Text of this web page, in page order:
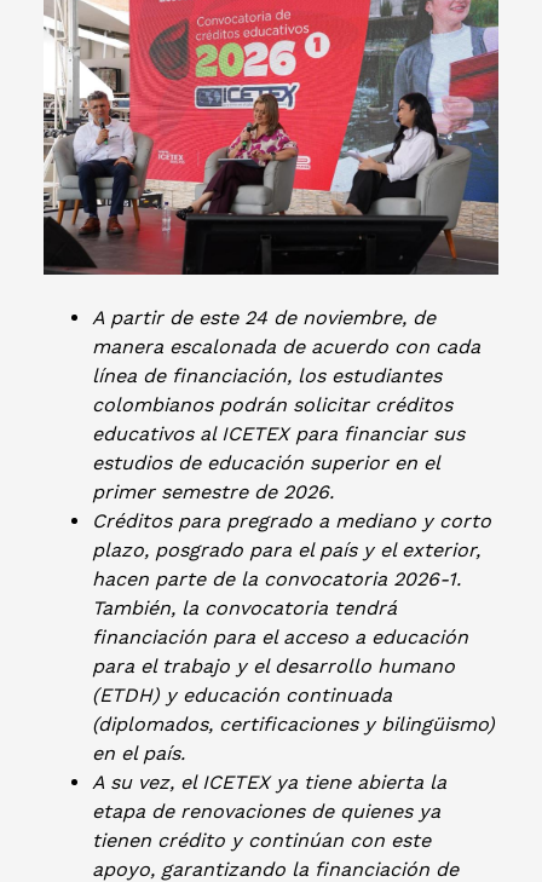
A partir de este 24 de noviembre, de
manera escalonada de acuerdo con cada
línea de financiación, los estudiantes
colombianos podrán solicitar créditos
educativos al ICETEX para financiar sus
estudios de educación superior en el
primer semestre de 2026.
Créditos para pregrado a mediano y corto
plazo, posgrado para el país y el exterior,
hacen parte de la convocatoria 2026-1.
También, la convocatoria tendrá
financiación para el acceso a educación
para el trabajo y el desarrollo humano
(ETDH) y educación continuada
(diplomados, certificaciones y bilingüismo)
en el país.
A su vez, el ICETEX ya tiene abierta la
etapa de renovaciones de quienes ya
tienen crédito y continúan con este
apoyo, garantizando la financiación de